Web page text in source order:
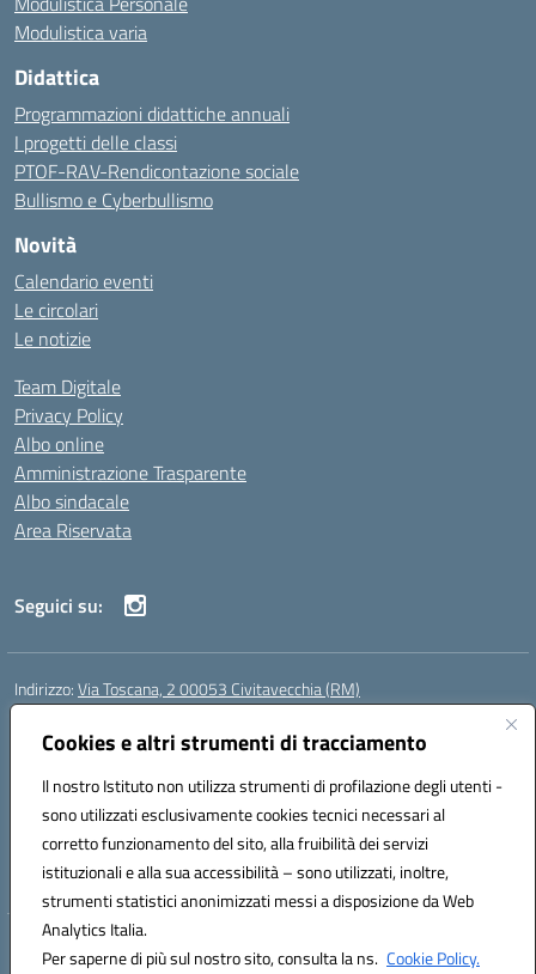
Cookies e altri strumenti di tracciamento
Il nostro Istituto non utilizza strumenti di profilazione degli utenti -
sono utilizzati esclusivamente cookies tecnici necessari al
corretto funzionamento del sito, alla fruibilità dei servizi
istituzionali e alla sua accessibilità – sono utilizzati, inoltre,
strumenti statistici anonimizzati messi a disposizione da Web
Analytics Italia.
Per saperne di più sul nostro sito, consulta la ns. Cookie Policy.
Modulistica varia
Didattica
Programmazioni didattiche annuali
I progetti delle classi
PTOF-RAV-Rendicontazione sociale
Bullismo e Cyberbullismo
Novità
Calendario eventi
Le circolari
Le notizie
Team Digitale
Privacy Policy
Albo online
Amministrazione Trasparente
Albo sindacale
Area Riservata
Seguici su:
Indirizzo:Via Toscana, 2 00053 Civitavecchia (RM)
Centralino:
Posta elettronica certificata (PEC):rmic8b900g@pec.istruzione.it
Codice fiscale: 91038380589
Codice meccanografico:RMIC8B900G
Codice Indice delle Pubbliche Amministrazioni (IPA): istsc_rmic8b900g
Codice unico di fatturazione (CUF): UFP4NO
Hosting & Powered by 3D Solution S.r.l.